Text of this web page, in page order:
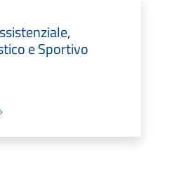
e Sportivo